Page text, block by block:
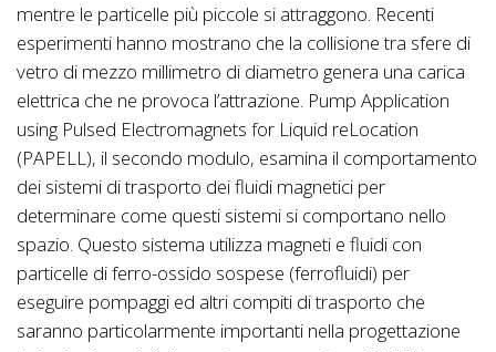
mentre le particelle più piccole si attraggono. Recenti
esperimenti hanno mostrano che la collisione tra sfere di
vetro di mezzo millimetro di diametro genera una carica
elettrica che ne provoca l’attrazione. Pump Application
using Pulsed Electromagnets for Liquid reLocation
(PAPELL), il secondo modulo, esamina il comportamento
dei sistemi di trasporto dei fluidi magnetici per
determinare come questi sistemi si comportano nello
spazio. Questo sistema utilizza magneti e fluidi con
particelle di ferro-ossido sospese (ferrofluidi) per
eseguire pompaggi ed altri compiti di trasporto che
saranno particolarmente importanti nella progettazione